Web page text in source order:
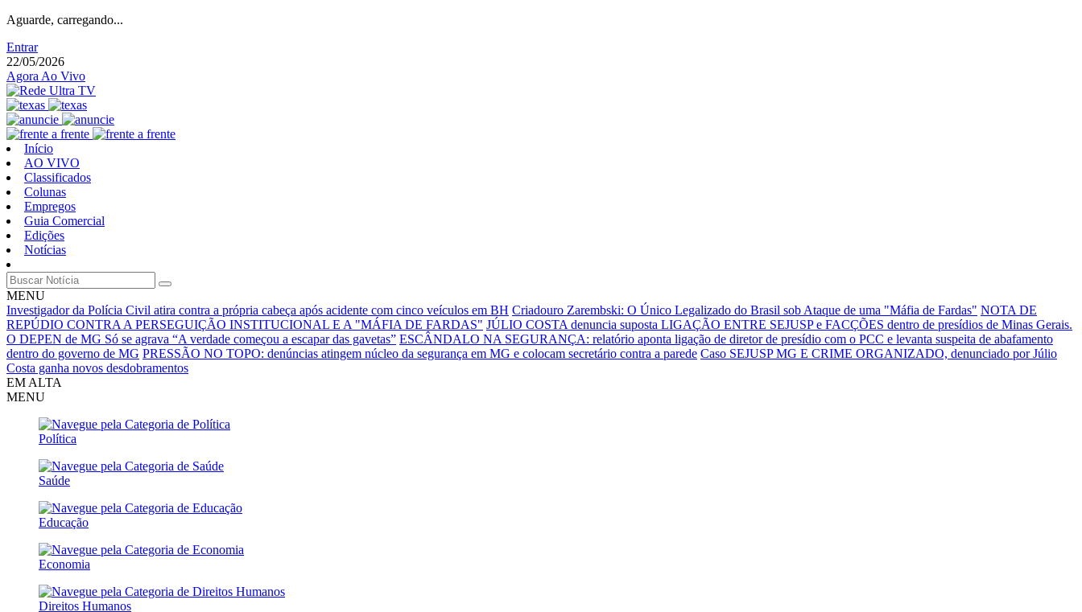
Aguarde, carregando...
Entrar
22/05/2026
Agora Ao Vivo
Início
AO VIVO
Classificados
Colunas
Empregos
Guia Comercial
Edições
Notícias
MENU
Investigador da Polícia Civil atira contra a própria cabeça após acidente com cinco veículos em BH Criadouro Zarembski: O Único Legalizado do Brasil sob Ataque de uma "Máfia de Fardas" NOTA DE
REPÚDIO CONTRA A PERSEGUIÇÃO INSTITUCIONAL E A "MÁFIA DE FARDAS" JÚLIO COSTA denuncia suposta LIGAÇÃO ENTRE SEJUSP e FACÇÕES dentro de presídios de Minas Gerais.
O DEPEN de MG Só se agrava “A verdade começou a escapar das gavetas” ESCÂNDALO NA SEGURANÇA: relatório aponta ligação de diretor de presídio com o PCC e levanta suspeita de abafamento
dentro do governo de MG PRESSÃO NO TOPO: denúncias atingem núcleo da segurança em MG e colocam secretário contra a parede Caso SEJUSP MG E CRIME ORGANIZADO, denunciado por Júlio
Costa ganha novos desdobramentos
EM ALTA
MENU
Política
Saúde
Educação
Economia
Direitos Humanos